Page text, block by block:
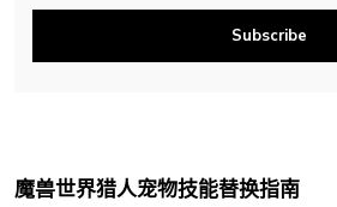
Subscribe
魔兽世界猎人宠物技能替换指南